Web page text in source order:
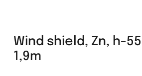
Wind shield, Zn, h-
1,9m